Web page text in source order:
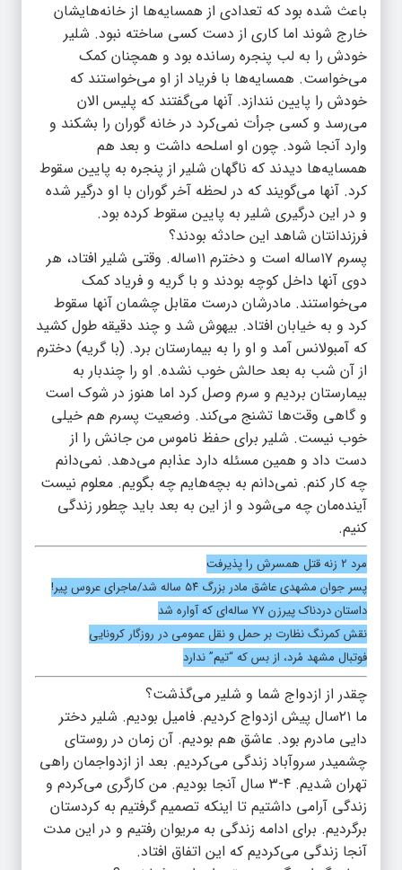
باعث شده بود که تعدادی از همسایه‌ها از خانه‌هایشان
خارج شوند اما کاری از دست کسی ساخته نبود. شلیر
خودش را به لب پنجره رسانده بود و همچنان کمک
می‌خواست. همسایه‌ها با فریاد از او می‌خواستند که
خودش را پایین نندازد. آنها می‌گفتند که پلیس الان
می‌رسد و کسی جرأت نمی‌کرد در خانه گوران را بشکند و
وارد آنجا شود. چون او اسلحه داشت و بعد هم
همسایه‌ها دیدند که ناگهان شلیر از پنجره به پایین سقوط
کرد. آنها می‌گویند که در لحظه آخر گوران با او درگیر شده
و در این درگیری شلیر به پایین سقوط کرده بود.
فرزندانتان شاهد این حادثه بودند؟
پسرم ۱۷ساله است و دخترم ۱۱ساله. وقتی شلیر افتاد، هر
دوی آنها داخل کوچه بودند و با گریه و فریاد کمک
می‌خواستند. مادرشان درست مقابل چشمان آنها سقوط
کرد و به خیابان افتاد. بیهوش شد و چند دقیقه طول کشید
که آمبولانس آمد و او را به بیمارستان برد. (با گریه) دخترم
از آن شب به بعد حالش خوب نشده. او را چندبار به
بیمارستان بردیم و سرم وصل کرد اما هنوز در شوک است
و گاهی وقت‌ها تشنج می‌کند. وضعیت پسرم هم خیلی
خوب نیست. شلیر برای حفظ ناموس من جانش را از
دست داد و همین مسئله دارد عذابم می‌دهد. نمی‌دانم
چه کار کنم. نمی‌دانم به بچه‌هایم چه بگویم. معلوم نیست
آینده‌مان چه می‌شود و از این به بعد باید چطور زندگی
کنیم.
مرد ۲ زنه قتل همسرش را پذیرفت
پسر جوان مشهدی عاشق مادر بزرگ ۵۴ ساله شد/ماجرای عروس پیر!
داستان دردناک پیرزن ۷۷ ساله‌ای که آواره شد
نقش کمرنگ نظارت بر حمل و نقل عمومی در روزگار کرونایی
فوتبال مشهد مُرد، از بس که “تیم” ندارد
چقدر از ازدواج شما و شلیر می‌گذشت؟
ما ۲۱سال پیش ازدواج کردیم. فامیل بودیم. شلیر دختر
دایی مادرم بود. عاشق هم بودیم. آن زمان در روستای
چشمیدر سروآباد زندگی می‌کردیم. بعد از ازدواجمان راهی
تهران شدیم. ۴-۳ سال آنجا بودیم. من کارگری می‌کردم و
زندگی آرامی داشتیم تا اینکه تصمیم گرفتیم به کردستان
برگردیم. برای ادامه زندگی به مریوان رفتیم و در این مدت
آنجا زندگی می‌کردیم که این اتفاق افتاد.